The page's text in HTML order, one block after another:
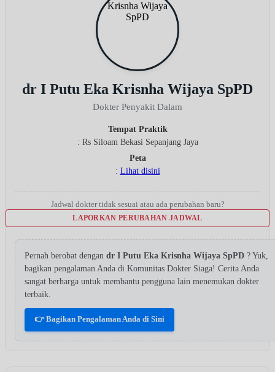
dr I Putu Eka Krisnha Wijaya SpPD
Dokter Penyakit Dalam
Tempat Praktik
: Rs Siloam Bekasi Sepanjang Jaya
Peta
: Lihat disini
Jadwal dokter tidak sesuai atau ada perubahan baru?
LAPORKAN PERUBAHAN JADWAL
Pernah berobat dengan dr I Putu Eka Krisnha Wijaya SpPD ? Yuk,
bagikan pengalaman Anda di Komunitas Dokter Siaga! Cerita Anda
sangat berharga untuk membantu pengguna lain menemukan dokter
terbaik.
👉 Bagikan Pengalaman Anda di Sini